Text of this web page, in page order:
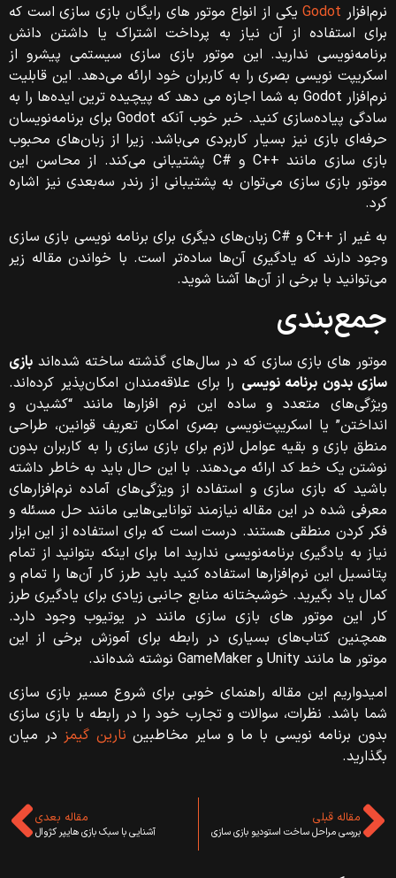
نرم‌افزار Godotیکی از انواع موتور های رایگان بازی سازی است که
برای استفاده از آن نیاز به پرداخت اشتراک یا داشتن دانش
برنامه‌نویسی ندارید. این موتور بازی سازی سیستمی پیشرو از
اسکریپت نویسی بصری را به کاربران خود ارائه می‌دهد. این قابلیت
نرم‌افزار Godot به شما اجازه می دهد که پیچیده ترین ایده‌ها را به
سادگی پیاده‌سازی کنید. خبر خوب آنکه Godot برای برنامه‌نویسان
حرفه‌ای بازی نیز بسیار کاربردی می‌باشد. زیرا از زبان‌های محبوب
بازی سازی مانند ++C و #C پشتیبانی می‌کند. از محاسن این
موتور بازی سازی می‌توان به پشتیبانی از رندر سه‌بعدی نیز اشاره
کرد.
به غیر از ++C و #C زبان‌های دیگری برای برنامه نویسی بازی سازی
وجود دارند که یادگیری آن‌ها ساده‌تر است. با خواندن مقاله زیر
می‌توانید با برخی از آن‌ها آشنا شوید.
جمع‌بندی
موتور های بازی سازی که در سال‌های گذشته ساخته شده‌اند بازی
سازی بدون برنامه نویسیرا برای علاقه‌مندان امکان‌پذیر کرده‌اند.
ویژگی‌های متعدد و ساده این نرم افزارها مانند “کشیدن و
انداختن” یا اسکریپت‌نویسی بصری امکان تعریف قوانین، طراحی
منطق بازی و بقیه عوامل لازم برای بازی سازی را به کاربران بدون
نوشتن یک خط کد ارائه می‌دهند. با این حال باید به خاطر داشته
باشید که بازی سازی و استفاده از ویژگی‌های آماده نرم‌افزارهای
معرفی شده در این مقاله نیازمند توانایی‌هایی مانند حل مسئله و
فکر کردن منطقی هستند. درست است که برای استفاده از این ابزار
نیاز به یادگیری برنامه‌نویسی ندارید اما برای اینکه بتوانید از تمام
پتانسیل این نرم‌افزارها استفاده کنید باید طرز کار آن‌ها را تمام و
کمال یاد بگیرید. خوشبختانه منابع جانبی زیادی برای یادگیری طرز
کار این موتور های بازی سازی مانند در یوتیوب وجود دارد.
همچنین کتاب‌های بسیاری در رابطه برای آموزش برخی از این
موتور ها مانند Unity و GameMaker نوشته شده‌اند.
امیدواریم این مقاله راهنمای خوبی برای شروع مسیر بازی سازی
شما باشد. نظرات، سوالات و تجارب خود را در رابطه با بازی سازی
بدون برنامه نویسی با ما و سایر مخاطبین نارین گیمزدر میان
بگذارید.
مقاله قبلی
بررسی مراحل ساخت استودیو بازی سازی
مقاله بعدی
آشنایی با سبک بازی هایپر کژوال